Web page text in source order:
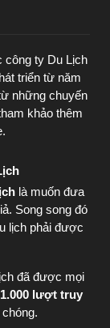
công ty Du Lịch
triển từ năm
những chuyến
khảo thêm
là muốn đưa
Song song đó
lịch phải được
đã được mọi
1.000 lượt truy